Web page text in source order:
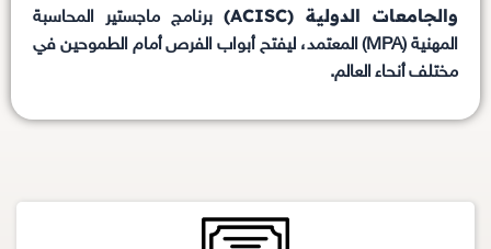
والجامعات الدولية (ACISC)
برنامج ماجستير المحاسبة
المهنية (MPA) المعتمد، ليفتح أبواب الفرص أمام الطموحين في
مختلف أنحاء العالم.